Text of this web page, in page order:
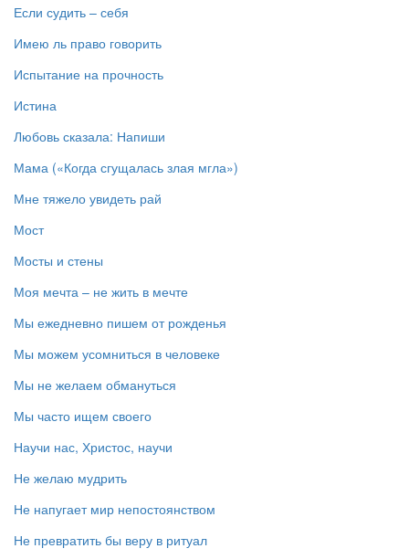
Если судить – себя
Имею ль право говорить
Испытание на прочность
Истина
Любовь сказала: Напиши
Мама («Когда сгущалась злая мгла»)
Мне тяжело увидеть рай
Мост
Мосты и стены
Моя мечта – не жить в мечте
Мы ежедневно пишем от рожденья
Мы можем усомниться в человеке
Мы не желаем обмануться
Мы часто ищем своего
Научи нас, Христос, научи
Не желаю мудрить
Не напугает мир непостоянством
Не превратить бы веру в ритуал